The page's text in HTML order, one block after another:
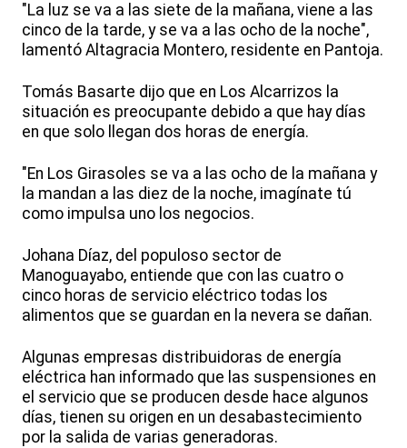
"La luz se va a las siete de la mañana, viene a las
cinco de la tarde, y se va a las ocho de la noche",
lamentó Altagracia Montero, residente en Pantoja.
Tomás Basarte dijo que en Los Alcarrizos la
situación es preocupante debido a que hay días
en que solo llegan dos horas de energía.
"En Los Girasoles se va a las ocho de la mañana y
la mandan a las diez de la noche, imagínate tú
como impulsa uno los negocios.
Johana Díaz, del populoso sector de
Manoguayabo, entiende que con las cuatro o
cinco horas de servicio eléctrico todas los
alimentos que se guardan en la nevera se dañan.
Algunas empresas distribuidoras de energía
eléctrica han informado que las suspensiones en
el servicio que se producen desde hace algunos
días, tienen su origen en un desabastecimiento
por la salida de varias generadoras.